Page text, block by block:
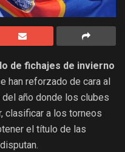
de fichajes de invierno
han reforzado de cara al
año donde los clubes
clasificar a los torneos
el título de las